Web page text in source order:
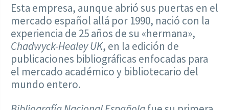
Esta empresa, aunque abrió sus puertas en el
mercado español allá por 1990, nació con la
experiencia de 25 años de su «hermana»,
Chadwyck-Healey UK, en la edición de
publicaciones bibliográficas enfocadas para
el mercado académico y bibliotecario del
mundo entero.